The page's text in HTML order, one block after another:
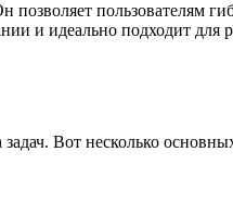
пользователям
и идеально подходит для
Вот несколько